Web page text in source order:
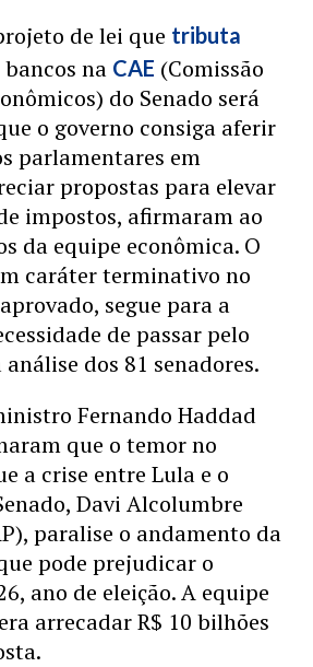
de lei que tributa
na CAE (Comissão
do Senado será
o governo consiga aferir
parlamentares em
propostas para elevar
impostos, afirmaram ao
da equipe econômica. O
caráter terminativo no
segue para a
de passar pelo
dos 81 senadores.
Fernando Haddad
que o temor no
a crise entre Lula e o
Davi Alcolumbre
paralise o andamento da
pode prejudicar o
ano de eleição. A equipe
arrecadar R$ 10 bilhões